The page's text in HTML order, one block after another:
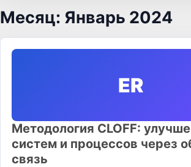
Месяц: Январь 2024
ER
Методология CLOFF:
систем и процессов через
связь